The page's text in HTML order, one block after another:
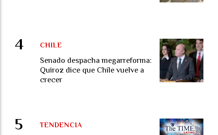
Senado despacha megarreforma:
Quiroz dice que Chile vuelve a
crecer
CHILE
TENDENCIA